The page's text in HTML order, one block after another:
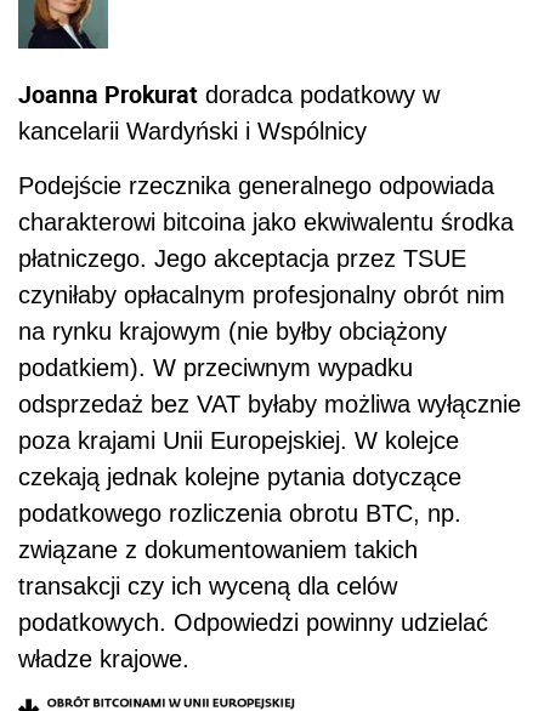
Joanna Prokurat doradca podatkowy w
kancelarii Wardyński i Wspólnicy
Podejście rzecznika generalnego odpowiada
charakterowi bitcoina jako ekwiwalentu środka
płatniczego. Jego akceptacja przez TSUE
czyniłaby opłacalnym profesjonalny obrót nim
na rynku krajowym (nie byłby obciążony
podatkiem). W przeciwnym wypadku
odsprzedaż bez VAT byłaby możliwa wyłącznie
poza krajami Unii Europejskiej. W kolejce
czekają jednak kolejne pytania dotyczące
podatkowego rozliczenia obrotu BTC, np.
związane z dokumentowaniem takich
transakcji czy ich wyceną dla celów
podatkowych. Odpowiedzi powinny udzielać
władze krajowe.